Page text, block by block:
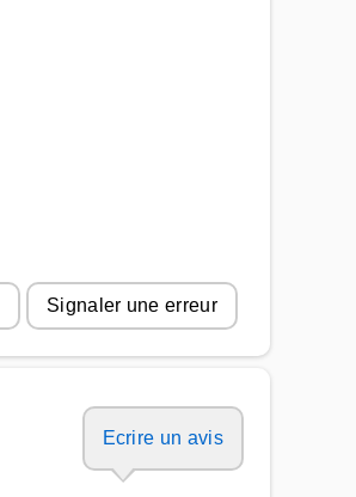
Signaler une erreur
Ecrire un avis